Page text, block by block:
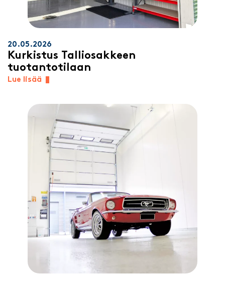
20.05.2026
Kurkistus Talliosakkeen
tuotantotilaan
Lue lisää